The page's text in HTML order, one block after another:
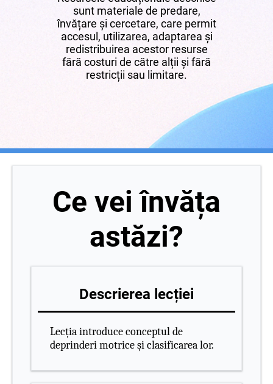
sunt materiale de predare,
învățare și cercetare, care permit
accesul, utilizarea, adaptarea și
redistribuirea acestor resurse
fără costuri de către alții și fără
restricții sau limitare.
Ce vei învăța
astăzi?
Descrierea lecției
Lecția introduce conceptul de
deprinderi motrice și clasificarea lor.